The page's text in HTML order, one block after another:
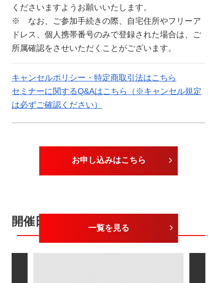
くださいますようお願いいたします。
※ なお、ご参加手続きの際、自宅住所やフリーア
ドレス、個人携帯番号のみで登録された場合は、ご
所属確認をさせいただくことがございます。
キャンセルポリシー・特定商取引法はこちら
セミナーに関するQ&Aはこちら（※キャンセル規定
は必ずご確認ください）
お申し込みはこちら
開催日が近いセミナー
一覧を見る